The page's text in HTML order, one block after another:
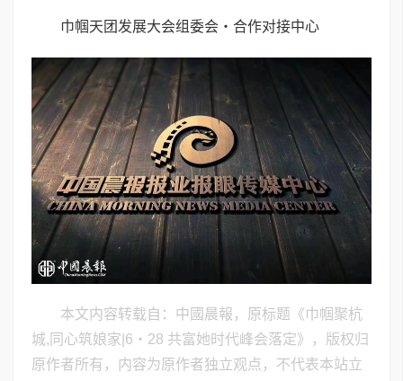
巾帼天团发展大会组委会・合作对接中心
本文内容转载自：中國晨報，原标题《巾帼聚杭
城,同心筑娘家|6・28 共富她时代峰会落定》，版权归
原作者所有，内容为原作者独立观点，不代表本站立